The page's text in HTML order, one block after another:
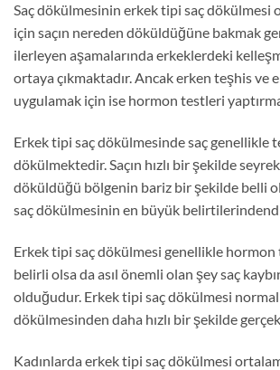
Saç dökülmesinin erkek tipi saç dökülmesi
için saçın nereden döküldüğüne bakmak
ilerleyen aşamalarında erkeklerdeki
ortaya çıkmaktadır. Ancak erken teşhis ve
uygulamak için ise hormon testleri
Erkek tipi saç dökülmesinde saç genellikle
dökülmektedir. Saçın hızlı bir şekilde
döküldüğü bölgenin bariz bir şekilde belli
saç dökülmesinin en büyük
Erkek tipi saç dökülmesi genellikle
belirli olsa da asıl önemli olan şey saç
olduğudur. Erkek tipi saç dökülmesi normal
dökülmesinden daha hızlı bir şekilde
Kadınlarda erkek tipi saç dökülmesi